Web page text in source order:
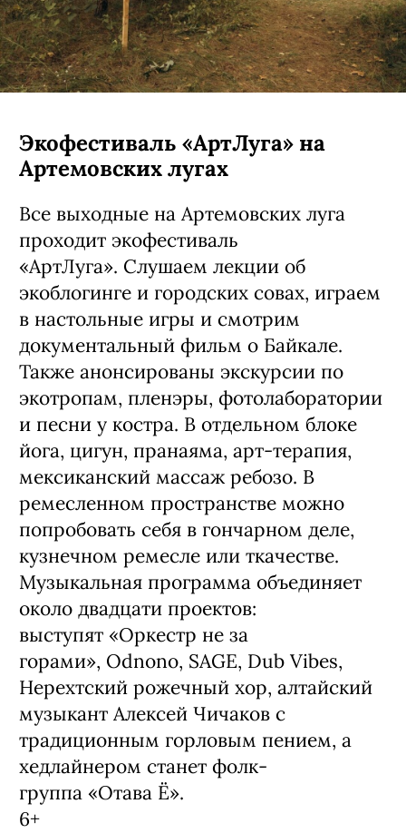
Экофестиваль «АртЛуга» на
Артемовских лугах
Все выходные на Артемовских луга
проходит экофестиваль
«АртЛуга». Слушаем лекции об
экоблогинге и городских совах, играем
в настольные игры и смотрим
документальный фильм о Байкале.
Также анонсированы экскурсии по
экотропам, пленэры, фотолаборатории
и песни у костра. В отдельном блоке
йога, цигун, пранаяма, арт-терапия,
мексиканский массаж ребозо. В
ремесленном пространстве можно
попробовать себя в гончарном деле,
кузнечном ремесле или ткачестве.
Музыкальная программа объединяет
около двадцати проектов:
выступят «Оркестр не за
горами», Odnono, SAGE, Dub Vibes,
Нерехтский рожечный хор, алтайский
музыкант Алексей Чичаков с
традиционным горловым пением, а
хедлайнером станет фолк-
группа «Отава Ё».
6+